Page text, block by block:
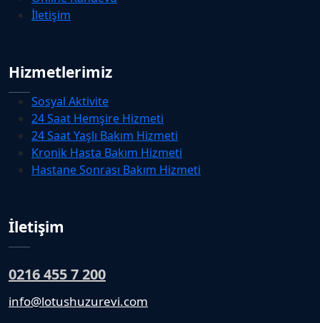
İletişim
Hizmetlerimiz
Sosyal Aktivite
24 Saat Hemşire Hizmeti
24 Saat Yaşlı Bakım Hizmeti
Kronik Hasta Bakım Hizmeti
Hastane Sonrası Bakım Hizmeti
İletişim
0216 455 7 200
info@lotushuzurevi.com